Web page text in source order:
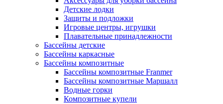
Детские лодки
Защиты и подложки
Игровые центры, игрушки
Плавательные принадлежности
Бассейны детские
Бассейны каркасные
Бассейны композитные
Бассейны композитные Franmer
Бассейны композитные Маршалл
Водные горки
Композитные купели